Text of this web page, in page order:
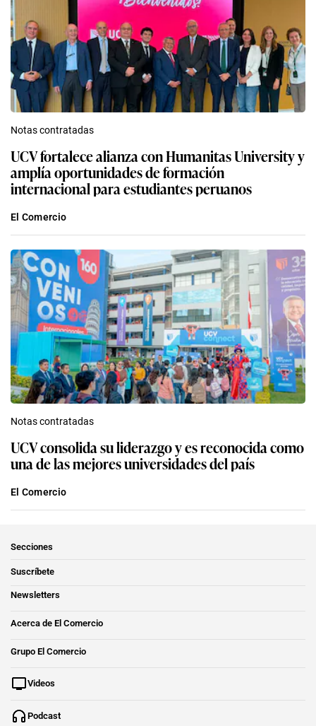
Notas contratadas
UCV fortalece alianza con Humanitas University y
amplía oportunidades de formación
internacional para estudiantes peruanos
El Comercio
Notas contratadas
UCV consolida su liderazgo y es reconocida como
una de las mejores universidades del país
El Comercio
Secciones
Suscríbete
Newsletters
Acerca de El Comercio
Grupo El Comercio
Videos
Podcast